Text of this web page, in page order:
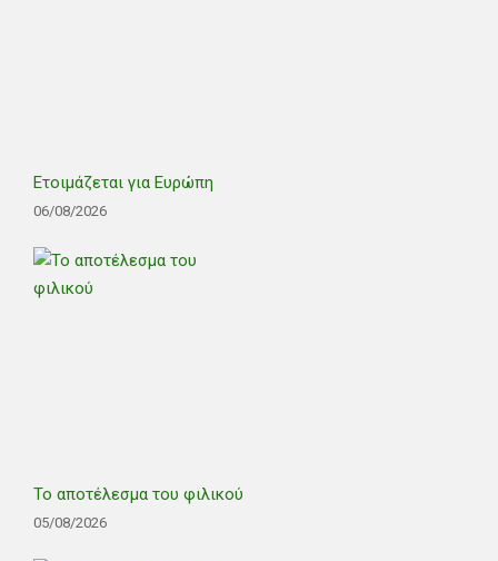
Ετοιμάζεται για Ευρώπη
06/08/2026
Το αποτέλεσμα του φιλικού
05/08/2026